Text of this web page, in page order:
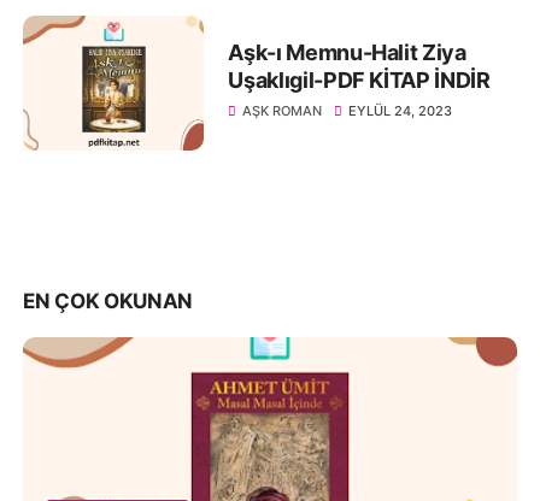
Aşk-ı Memnu-Halit Ziya
Uşaklıgil-PDF KİTAP İNDİR
AŞK ROMAN EYLÜL 24, 2023
EN ÇOK OKUNAN